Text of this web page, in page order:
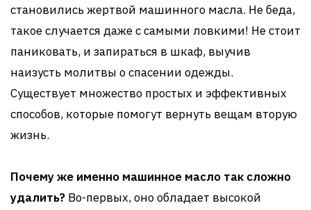
становились жертвой машинного масла. Не беда,
такое случается даже с самыми ловкими! Не стоит
паниковать, и запираться в шкаф, выучив
наизусть молитвы о спасении одежды.
Существует множество простых и эффективных
способов, которые помогут вернуть вещам вторую
жизнь.
Почему же именно машинное масло так сложно
удалить? Во-первых, оно обладает высокой